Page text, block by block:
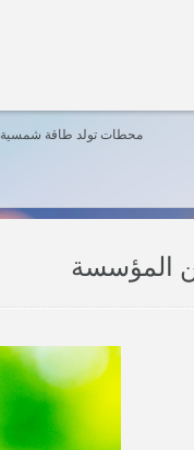
محطات تولد طاقة شمسية
المؤسسة